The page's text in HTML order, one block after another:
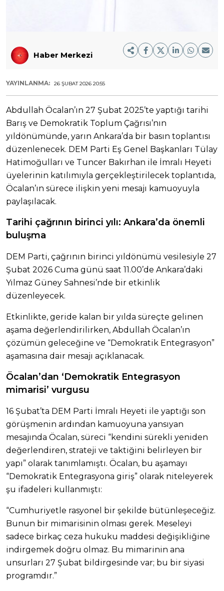
Haber Merkezi
YAYINLANMA: 26 ŞUBAT 2026 20:55
Abdullah Öcalan’ın 27 Şubat 2025’te yaptığı tarihi
Barış ve Demokratik Toplum Çağrısı’nın
yıldönümünde, yarın Ankara’da bir basın toplantısı
düzenlenecek. DEM Parti Eş Genel Başkanları Tülay
Hatimoğulları ve Tuncer Bakırhan ile İmralı Heyeti
üyelerinin katılımıyla gerçekleştirilecek toplantıda,
Öcalan’ın sürece ilişkin yeni mesajı kamuoyuyla
paylaşılacak.
Tarihi çağrının birinci yılı: Ankara’da önemli
buluşma
DEM Parti, çağrının birinci yıldönümü vesilesiyle 27
Şubat 2026 Cuma günü saat 11.00’de Ankara’daki
Yılmaz Güney Sahnesi’nde bir etkinlik
düzenleyecek.
Etkinlikte, geride kalan bir yılda süreçte gelinen
aşama değerlendirilirken, Abdullah Öcalan’ın
çözümün geleceğine ve “Demokratik Entegrasyon”
aşamasına dair mesajı açıklanacak.
Öcalan’dan ‘Demokratik Entegrasyon
mimarisi’ vurgusu
16 Şubat’ta DEM Parti İmralı Heyeti ile yaptığı son
görüşmenin ardından kamuoyuna yansıyan
mesajında Öcalan, süreci “kendini sürekli yeniden
değerlendiren, strateji ve taktiğini belirleyen bir
yapı” olarak tanımlamıştı. Öcalan, bu aşamayı
“Demokratik Entegrasyona giriş” olarak niteleyerek
şu ifadeleri kullanmıştı:
“Cumhuriyetle rasyonel bir şekilde bütünleşeceğiz.
Bunun bir mimarisinin olması gerek. Meseleyi
sadece birkaç ceza hukuku maddesi değişikliğine
indirgemek doğru olmaz. Bu mimarinin ana
unsurları 27 Şubat bildirgesinde var; bu bir siyasi
programdır.”